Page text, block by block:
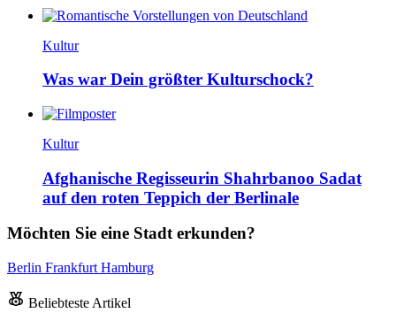
Kultur
Was war Dein größter Kulturschock?
Kultur
Afghanische Regisseurin Shahrbanoo Sadat
auf den roten Teppich der Berlinale
Möchten Sie eine Stadt erkunden?
Berlin Frankfurt Hamburg
Beliebteste Artikel